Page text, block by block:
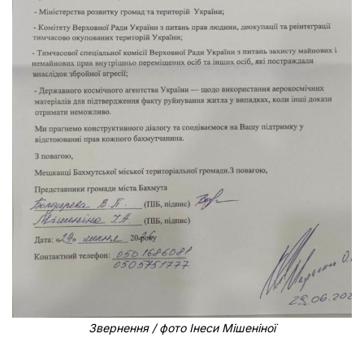
Звернення / фото Інеси Мішеніної